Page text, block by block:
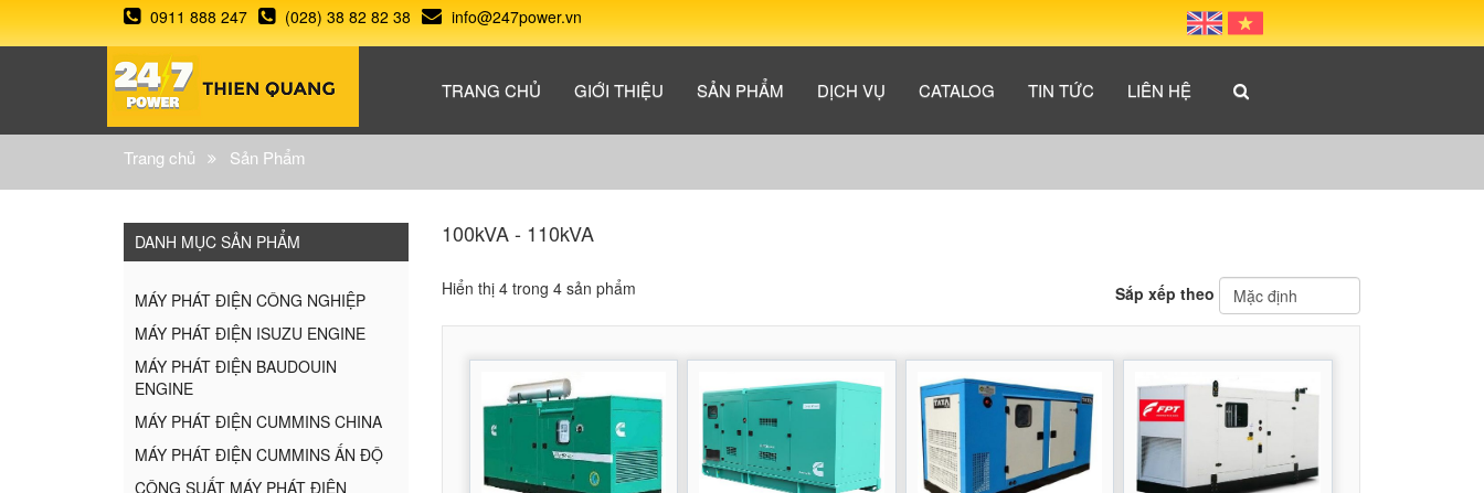
0911 888 247 (028) 38 82 82 38 info@247power.vn
TRANG CHỦ GIỚI THIỆU SẢN PHẨM DỊCH VỤ CATALOG TIN TỨC LIÊN HỆ
Trang chủ Sản Phẩm
100kVA - 110kVA
Hiển thị 4 trong 4 sản phẩm Sắp xếp theo
DANH MỤC SẢN PHẨM
MÁY PHÁT ĐIỆN CÔNG NGHIỆP
MÁY PHÁT ĐIỆN ISUZU ENGINE
MÁY PHÁT ĐIỆN BAUDOUIN
ENGINE
MÁY PHÁT ĐIỆN CUMMINS CHINA
MÁY PHÁT ĐIỆN CUMMINS ẤN ĐỘ
CÔNG SUẤT MÁY PHÁT ĐIỆN